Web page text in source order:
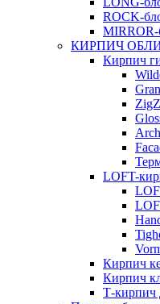
ROCK-
MIRROR-
КИРПИЧ
Кирпич
LOFT-
Кирпич
Кирпич
Т-кирпич